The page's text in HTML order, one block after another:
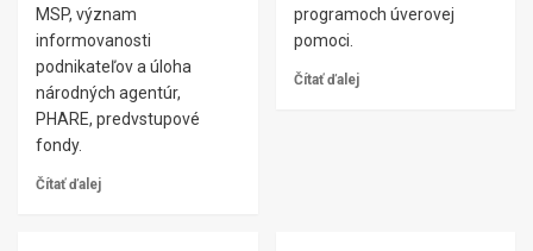
MSP, význam
informovanosti
podnikateľov a úloha
národných agentúr,
PHARE, predvstupové
fondy.
Čítať ďalej
programoch úverovej
pomoci.
Čítať ďalej